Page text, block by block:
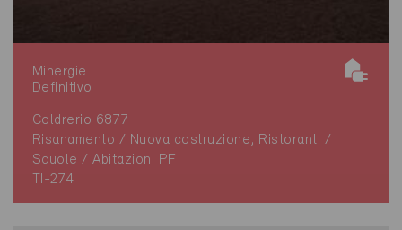
Minergie
Definitivo
Coldrerio 6877
Risanamento / Nuova costruzione, Ristoranti /
Scuole / Abitazioni PF
TI-274